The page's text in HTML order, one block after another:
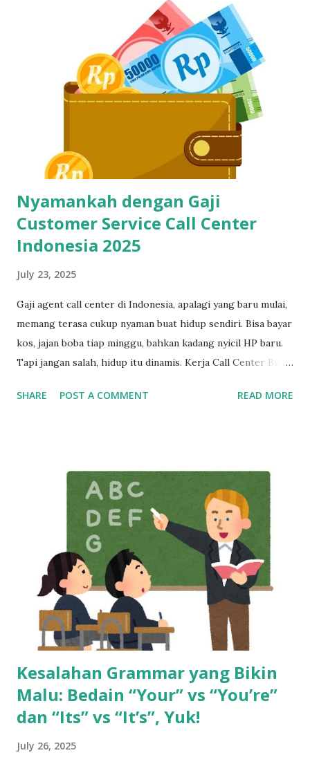
bikin pelanggan frustasi. Nah, biar gak ketinggalan dan
ditinggal recruiter, yuk simak cara belajar touch typing
yang cepat, gratis, dan 100% bisa dilakukan siapa aja—even
yang gaptek sekalipun. Kenapa Skill Mengetik Itu Penting
Buat CS dan Job Online Lainnya? Di dunia kerja digital
sekarang, kecepatan dan ketepatan adalah segalanya. Gak
cuma buat call center, tapi juga buat virtual assistant, admin
remote, customer service e-commerce, bahkan freelance
data entry. Semuanya butuh skil...
Nyamankah dengan Gaji
Customer Service Call Center
Indonesia 2025
July 23, 2025
Gaji agent call center di Indonesia, apalagi yang baru mulai,
memang terasa cukup nyaman buat hidup sendiri. Bisa bayar
kos, jajan boba tiap minggu, bahkan kadang nyicil HP baru.
Tapi jangan salah, hidup itu dinamis. Kerja Call Center Bisa
dari itu, kalau sekarang masih betah kerja sebagai customer
Raya” Tahun 2013, seorang anak muda umur 20 tahun kerja
di mall, dibayar cuma per hari. Bisa dibilang pas-pasan buat
sekadar bertahan hidup. Tapi semuanya berubah waktu dia
pindah ke dunia call center. Begitu terima gaji pertamanya,
rasanya kayak menang undian. Pendapatannya langsung naik
dua kali lipat. Rasanya hidup jadi lebih cerah. Tapi cerita gak
berhenti di sana. Gaji besar di awal bisa bikin terlena.
Banyak yang merasa cukup, padahal tantangan hidup ma...
SHARE POST A COMMENT READ MORE
Kesalahan Grammar yang Bikin
Malu: Bedain “Your” vs “You’re”
dan “Its” vs “It’s”, Yuk!
July 26, 2025